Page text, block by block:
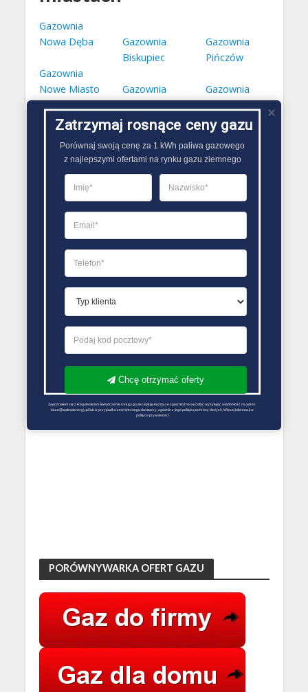
Gazownia
Nowa Dęba
Gazownia
Nowe Miasto
Lubawskie
Kowary
Gazownia
Biskupiec
Gazownia
Parczew
Gazownia
Ciechocinek
Gazownia
Pińczów
Gazownia
Międzychód
Kontakt PSG
Łomża
18-400 Łomża
ul. Przemysłowa 4
faks 86 218 31 50
PORÓWNYWARKA OFERT GAZU
Zatrzymaj rosnące ceny gazu
Porównaj swoją cenę za 1 kWh paliwa gazowego
z najlepszymi ofertami na rynku gazu ziemnego
Chcę otrzymać oferty
Zapoznałem się z Regulaminem Świadczenie Usług i go akceptuję Każdą ze zgód można wycofać wysyłając wiadomość na adres
biuro@optimalenergy.pl lub w przypadku zewnętrznego dostawcy, zgodnie z jego polityką ochrony danych. Więcej informacji w
polityce prywatności